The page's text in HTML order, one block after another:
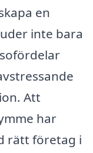
en
inte bara
Att
har
rätt företag i